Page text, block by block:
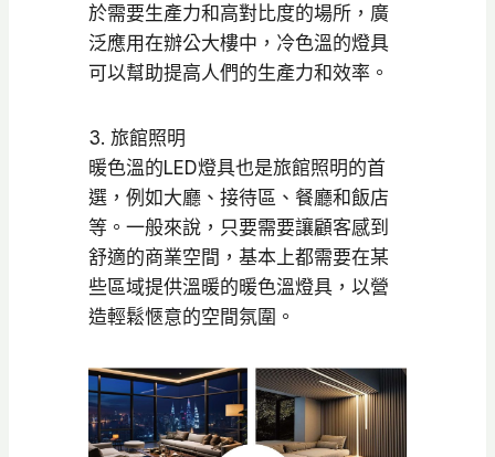
於需要生產力和高對比度的場所，廣
泛應用在辦公大樓中，冷色溫的燈具
可以幫助提高人們的生產力和效率。
3. 旅館照明
暖色溫的LED燈具也是旅館照明的首
選，例如大廳、接待區、餐廳和飯店
等。一般來說，只要需要讓顧客感到
舒適的商業空間，基本上都需要在某
些區域提供溫暖的暖色溫燈具，以營
造輕鬆愜意的空間氛圍。